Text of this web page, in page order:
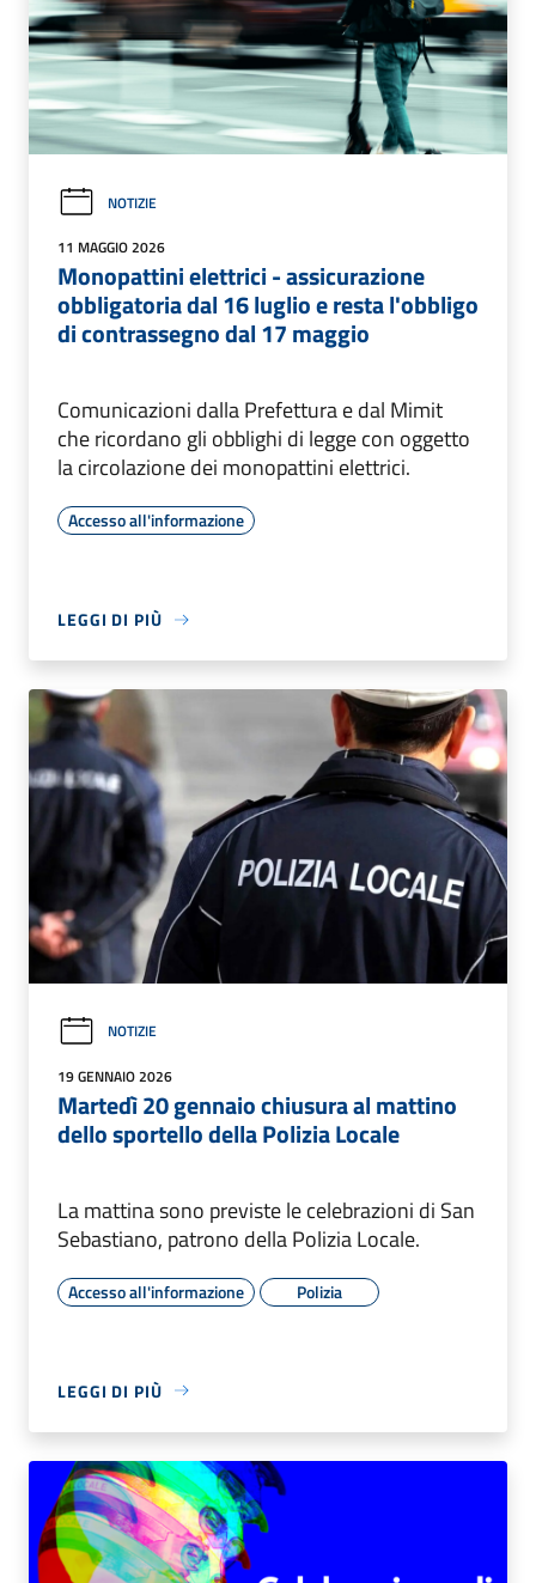
NOTIZIE
11 MAGGIO 2026
Monopattini elettrici - assicurazione
obbligatoria dal 16 luglio e resta l'obbligo
di contrassegno dal 17 maggio
Comunicazioni dalla Prefettura e dal Mimit
che ricordano gli obblighi di legge con oggetto
la circolazione dei monopattini elettrici.
Accesso all'informazione
LEGGI DI PIÙ
NOTIZIE
19 GENNAIO 2026
Martedì 20 gennaio chiusura al mattino
dello sportello della Polizia Locale
La mattina sono previste le celebrazioni di San
Sebastiano, patrono della Polizia Locale.
Accesso all'informazione Polizia
LEGGI DI PIÙ